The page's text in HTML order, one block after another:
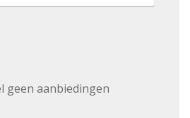
geen aanbiedingen